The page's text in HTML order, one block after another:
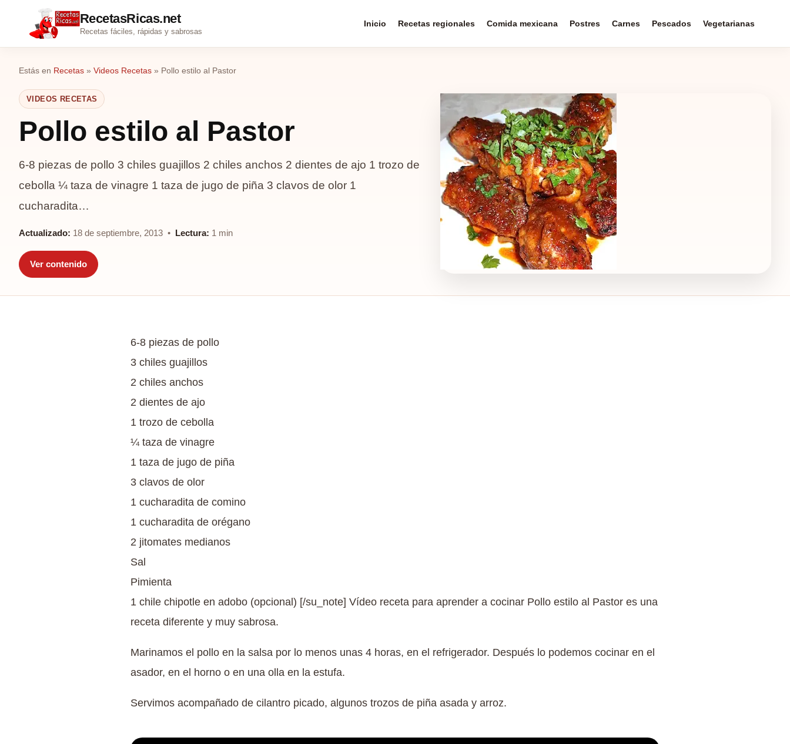
RecetasRicas.net
Recetas fáciles, rápidas y sabrosas
Inicio Recetas regionales Comida mexicana Postres Carnes Pescados Vegetarianas
Estás en Recetas » Videos Recetas » Pollo estilo al Pastor
VIDEOS RECETAS
Pollo estilo al Pastor
6-8 piezas de pollo 3 chiles guajillos 2 chiles anchos 2 dientes de ajo 1 trozo de
cebolla ¼ taza de vinagre 1 taza de jugo de piña 3 clavos de olor 1
cucharadita…
Actualizado: 18 de septiembre, 2013 • Lectura: 1 min
Ver contenido
6-8 piezas de pollo
3 chiles guajillos
2 chiles anchos
2 dientes de ajo
1 trozo de cebolla
¼ taza de vinagre
1 taza de jugo de piña
3 clavos de olor
1 cucharadita de comino
1 cucharadita de orégano
2 jitomates medianos
Sal
Pimienta
1 chile chipotle en adobo (opcional) [/su_note] Vídeo receta para aprender a cocinar Pollo estilo al Pastor es una
receta diferente y muy sabrosa.
Marinamos el pollo en la salsa por lo menos unas 4 horas, en el refrigerador. Después lo podemos cocinar en el
asador, en el horno o en una olla en la estufa.
Servimos acompañado de cilantro picado, algunos trozos de piña asada y arroz.